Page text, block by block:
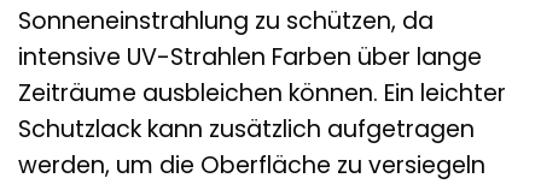
Sonneneinstrahlung zu schützen, da
intensive UV-Strahlen Farben über lange
Zeiträume ausbleichen können. Ein leichter
Schutzlack kann zusätzlich aufgetragen
werden, um die Oberfläche zu versiegeln